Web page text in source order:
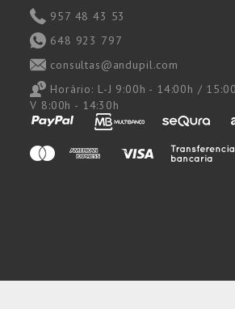
957 48 43 53
648 923 797
consultas@andupil.com
Horário: L-J 9:00h - 14:00h /
V 8:00h - 14:30h